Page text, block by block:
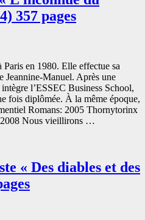
357 pages
en 1980. Elle effectue sa
Jeannine-Manuel. Après une
l’ESSEC Business School,
fois diplômée. À la même époque,
Romans: 2005 Thornytorinx
2008 Nous vieillirons …
« Des diables et des